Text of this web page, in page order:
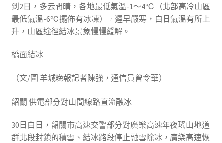
到2日，多云間晴，各地最低氣溫-1～4℃（北部高冷山區
最低氣溫-6℃擺佈有冰凍），遲早嚴寒，白日氣溫有所上
升，山區途徑結冰景象慢慢緩解。
橋面結冰
（文/圖 羊城晚報記者陳強，通信員曾令華）
韶關 供電部分對山間線路直流融冰
30日白日，韶關市高速交警部分對廣樂高速年夜瑤山地道
群北段封鎖的積雪、結冰路段停止融雪除冰，廣樂高速恢